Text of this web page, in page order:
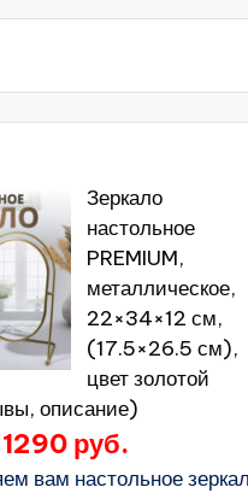
Зеркало
настольное
PREMIUM,
металлическое,
22×34×12 см,
(17.5×26.5 см),
цвет золотой
описание)
руб.
вам настольное